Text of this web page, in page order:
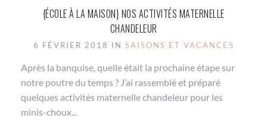
{ÉCOLE À LA MAISON} NOS ACTIVITÉS MATERNELLE
CHANDELEUR
6 FÉVRIER 2018 IN SAISONS ET VACANCES
Après la banquise, quelle était la prochaine étape sur
notre poutre du temps ? J’ai rassemblé et préparé
quelques activités maternelle chandeleur pour les
minis-choux...